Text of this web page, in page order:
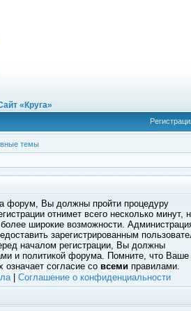
«Круга»
темы
форум, Вы должны пройти процедуру
отнимет всего несколько минут,
широкие возможности.
зарегистрированным
началом регистрации, Вы должны
и политикой форума. Помните, что Ваше
согласие со всеми правилами.
| Соглашение о конфиденциальности